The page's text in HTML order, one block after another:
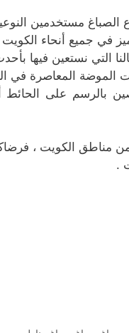
الصباغ مستخدمين
في جميع أنحاء
التي نستعين فيها
الموضة المعاصرة في
بالرسم على
مناطق الكويت ،
.